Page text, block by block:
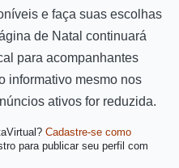
e faça suas escolhas
de Natal continuará
para acompanhantes
informativo mesmo nos
ativos for reduzida.
Cadastre-se como
para publicar seu perfil com